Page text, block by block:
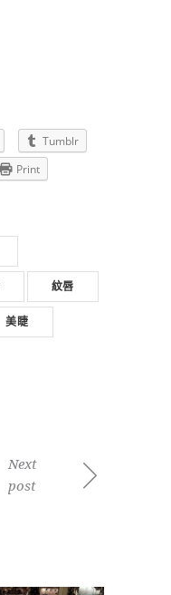
Tumblr
Print
紋唇
美睫
Next
post